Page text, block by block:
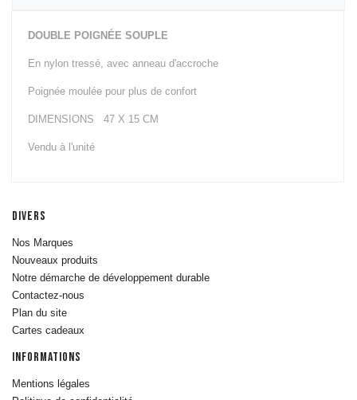
Cages &
Appareils
Cardio
Tapis de Course
Skiergs &
Corde
Elliptiques
Vélos
Rameurs
Machines et
bancs de
musculation
Poulies
DOUBLE POIGNÉE SOUPLE
En nylon tressé, avec anneau d'accroche
Poignée moulée pour plus de confort
DIMENSIONS 47 X 15 CM
Vendu à l'unité
DIVERS
Nos Marques
Nouveaux produits
Notre démarche de développement durable
Contactez-nous
Plan du site
Cartes cadeaux
INFORMATIONS
Mentions légales